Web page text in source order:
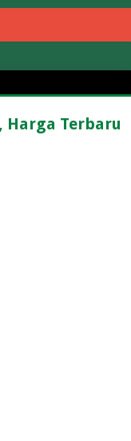
Harga Terbaru